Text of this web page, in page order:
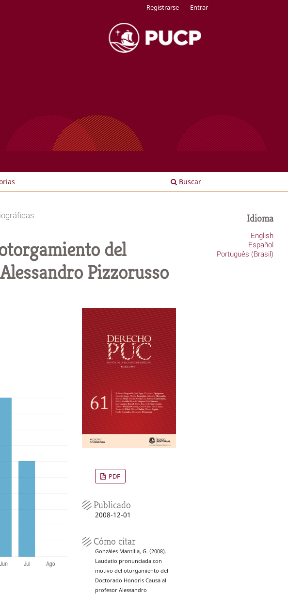
Buscar
Registrarse Entrar
del
Pizzorusso
PDF
Publicado
2008-12-01
Cómo citar
Gonzáles Mantilla, G. (2008).
Laudatio pronunciada con
motivo del otorgamiento del
Doctorado Honoris Causa al
profesor Alessandro
Idioma
English
Español
Português (Brasil)